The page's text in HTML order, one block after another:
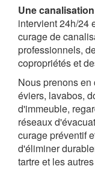
Une
intervient 24h/24
curage de
professionnels,
copropriétés et
Nous prenons
éviers, lavabos,
d'immeuble,
réseaux
curage préventif
d'éliminer
tartre et les